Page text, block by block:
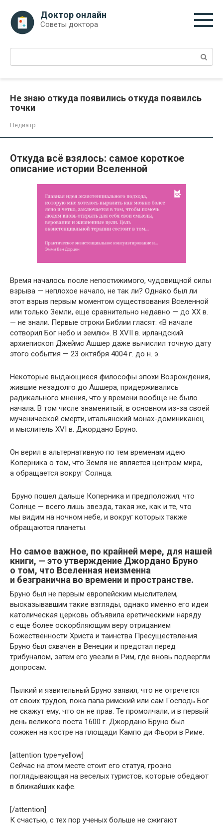
контенту
Доктор онлайн
Советы доктора
Поиск:
Не знаю откуда появились откуда появилсь
точки
Педиатр
Откуда всё взялось: самое короткое
описание истории Вселенной
Время началось после непостижимого, чудовищной силы
взрыва — неплохое начало, не так ли? Однако был ли
этот взрыв первым моментом существования Вселенной
или только Земли, еще сравнительно недавно — до XX в.
— не знали. Первые строки Библии гласят: «В начале
сотворил Бог небо и землю». В XVII в. ирландский
архиепископ Джеймс Ашшер даже вычислил точную дату
этого события — 23 октября 4004 г. до н. э.
Некоторые выдающиеся философы эпохи Возрождения,
жившие незадолго до Ашшера, придерживались
радикального мнения, что у времени вообще не было
начала. В том числе знаменитый, в основном из-за своей
мученической смерти, итальянский монах-доминиканец
и мыслитель XVI в. Джордано Бруно.
Он верил в альтернативную по тем временам идею
Коперника о том, что Земля не является центром мира,
а обращается вокруг Солнца.
Бруно пошел дальше Коперника и предположил, что
Солнце — всего лишь звезда, такая же, как и те, что
мы видим на ночном небе, и вокруг которых также
обращаются планеты.
Но самое важное, по крайней мере, для нашей
книги, — это утверждение Джордано Бруно
о том, что Вселенная неизменна
и безгранична во времени и пространстве.
Бруно был не первым европейским мыслителем,
высказывавшим такие взгляды, однако именно его идеи
католическая церковь объявила еретическими наряду
с еще более оскорбляющим веру отрицанием
Божественности Христа и таинства Пресуществления.
Бруно был схвачен в Венеции и предстал перед
трибуналом, затем его увезли в Рим, где вновь подвергли
допросам.
Пылкий и язвительный Бруно заявил, что не отречется
от своих трудов, пока папа римский или сам Господь Бог
не скажут ему, что он не прав. Те промолчали, и в первый
день великого поста 1600 г. Джордано Бруно был
сожжен на костре на площади Кампо ди Фьори в Риме.
[attention type=yellow]
Сейчас на этом месте стоит его статуя, грозно
поглядывающая на веселых туристов, которые обедают
в ближайших кафе.
[/attention]
К счастью, с тех пор ученых больше не сжигают